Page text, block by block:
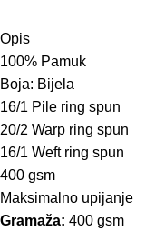
Opis
100% Pamuk
Boja: Bijela
16/1 Pile ring spun
20/2 Warp ring spun
16/1 Weft ring spun
400 gsm
Maksimalno upijanje
Gramaža: 400 gsm